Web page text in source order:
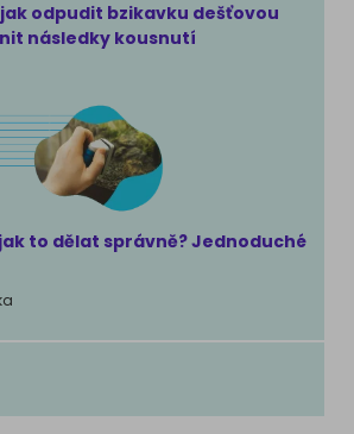
jak odpudit bzikavku dešťovou
následky kousnutí
to dělat správně? Jednoduché